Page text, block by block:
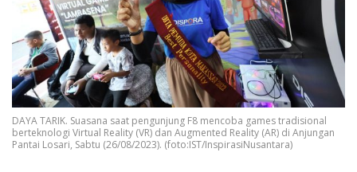
DAYA TARIK. Suasana saat pengunjung F8 mencoba games tradisional
berteknologi Virtual Reality (VR) dan Augmented Reality (AR) di Anjungan
Pantai Losari, Sabtu (26/08/2023). (foto:IST/InspirasiNusantara)